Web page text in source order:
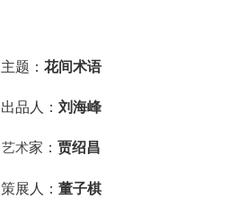
主题： 花间术语
出品人： 刘海峰
艺术家： 贾绍昌
策展人： 董子棋